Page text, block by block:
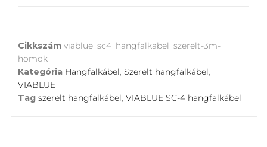
Cikkszám viablue_sc4_hangfalkabel_szerelt-3m-
homok
Kategória Hangfalkábel, Szerelt hangfalkábel,
VIABLUE
Tag szerelt hangfalkábel, VIABLUE SC-4 hangfalkábel